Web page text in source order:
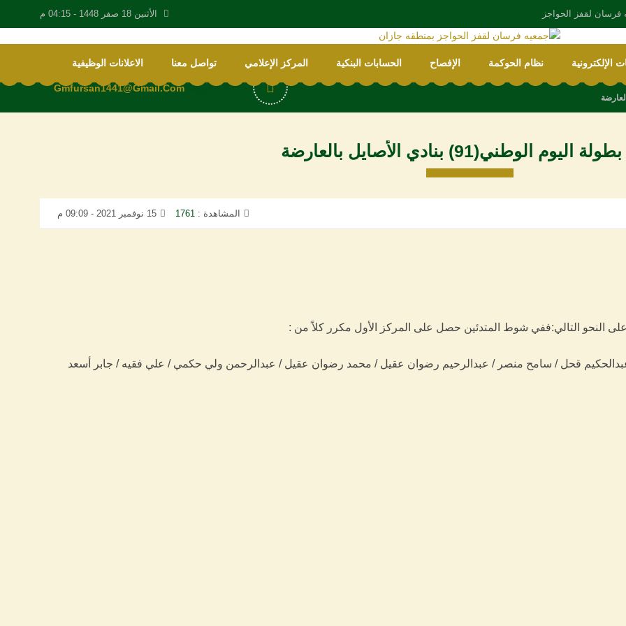
الأثنين 18 صفر 1448 - 04:15 م فرسان لقفز الحواجز
رسالة الكترونية Gmfursan1441@gmail.com
الإلكترونية نظام الحوكمة الإفصاح الحسابات البنكية المركز الإعلامي تواصل معنا الاعلانات الوظيفية
اليوم الوطني(91) بنادي الأصايل بالعارضة
المشاهدة : 1761 15 نوفمبر 2021 - 09:09 م
قحل / سامح منصر / عبدالرحيم رضوان عقيل / محمد رضوان عقيل / عبدالرحمن ولي حكمي / علي فقيه / جابر أسعد